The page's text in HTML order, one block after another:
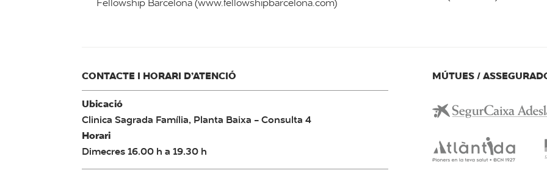
Fellowship Barcelona (www.fellowshipbarcelona.com)
CONTACTE I HORARI D’ATENCIÓ
Ubicació
Clinica Sagrada Família, Planta Baixa - Consulta 4
Horari
Dimecres 16.00 h a 19.30 h
MÚTUES /